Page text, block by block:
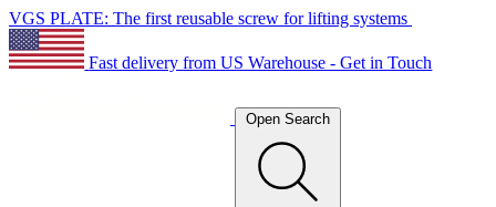
VGS PLATE: The first reusable screw for lifting systems
Fast delivery from US Warehouse - Get in Touch
Open Search